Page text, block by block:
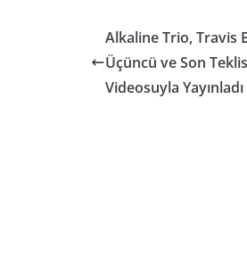
Alkaline Trio,
Üçüncü ve Son
Videosuyla Yayınladı